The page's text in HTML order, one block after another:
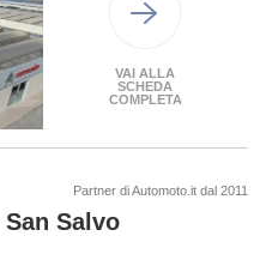
VAI ALLA
SCHEDA
COMPLETA
Partner di Automoto.it dal 2011
Salvo